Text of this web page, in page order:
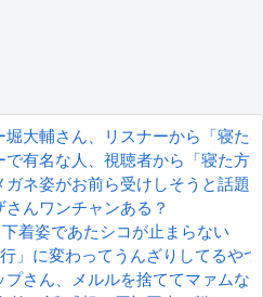
堀大輔さん、リスナーから「寝
で有名な人、視聴者から「寝た方
ガネ姿がお前ら受けしそうと話題
さんワンチャンある？
着姿であたシコが止まらない
」に変わってうんざりしてるや
プさん、メルルを捨ててマァムな